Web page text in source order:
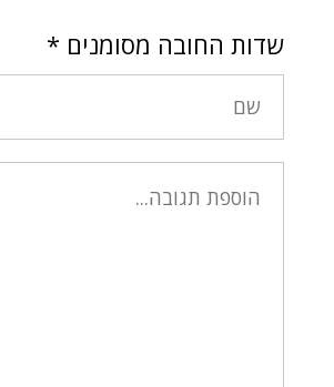
שדות החובה מסומנים *